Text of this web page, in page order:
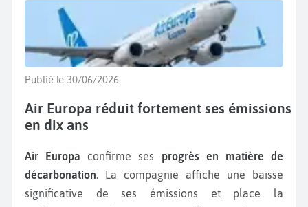
Publié le 30/06/2026
Air Europa réduit fortement ses émissions
en dix ans
Air Europa confirme ses progrès en matière de
décarbonation. La compagnie affiche une baisse
significative de ses émissions et place la